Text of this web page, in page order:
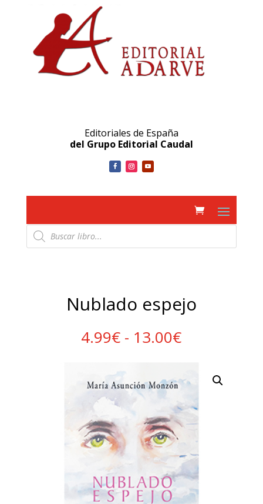
Editoriales de España
del Grupo Editorial Caudal
Búsqueda
de
productos
Nublado espejo
4.99€ - 13.00€Rango
de
desde
4.99€
hasta
13.00€